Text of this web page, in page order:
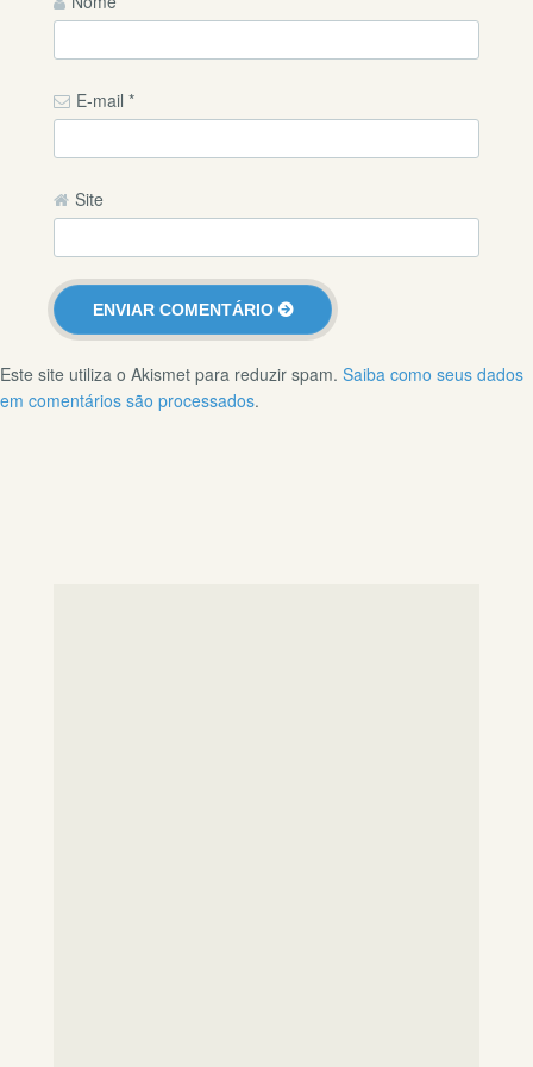
E-mail *
Site
Este site utiliza o Akismet para reduzir spam. Saiba como seus dados
em comentários são processados.